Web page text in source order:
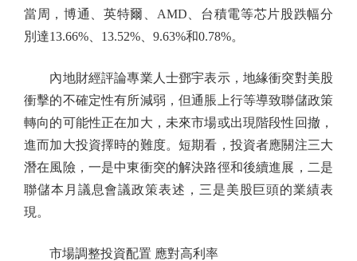
當周，博通、英特爾、AMD、台積電等芯片股跌幅分
別達13.66%、13.52%、9.63%和0.78%。
內地財經評論專業人士鄧宇表示，地緣衝突對美股
衝擊的不確定性有所減弱，但通脹上行等導致聯儲政策
轉向的可能性正在加大，未來市場或出現階段性回撤，
進而加大投資擇時的難度。短期看，投資者應關注三大
潛在風險，一是中東衝突的解決路徑和後續進展，二是
聯儲本月議息會議政策表述，三是美股巨頭的業績表
現。
市場調整投資配置 應對高利率